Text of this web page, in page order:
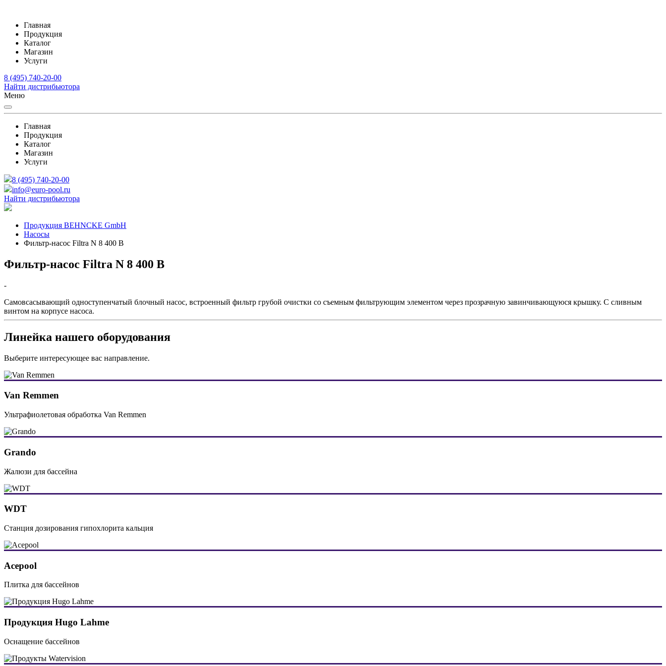
Главная
Продукция
Каталог
Магазин
Услуги
8 (495) 740-20-00
Найти дистрибьютора
Меню
Главная
Продукция
Каталог
Магазин
Услуги
8 (495) 740-20-00
info@euro-pool.ru
Найти дистрибьютора
Продукция BEHNCKE GmbH
Насосы
Фильтр-насос Filtra N 8 400 В
Фильтр-насос Filtra N 8 400 В
-
Самовсасывающий одноступенчатый блочный насос, встроенный фильтр грубой очистки со съемным фильтрующим элементом через прозрачную завинчивающуюся крышку. С сливным
винтом на корпусе насоса.
Линейка нашего оборудования
Выберите интересующее вас направление.
Van Remmen
Ультрафиолетовая обработка Van Remmen
Grando
Жалюзи для бассейна
WDT
Станция дозирования гипохлорита кальция
Acepool
Плитка для бассейнов
Продукция Hugo Lahme
Оснащение бассейнов